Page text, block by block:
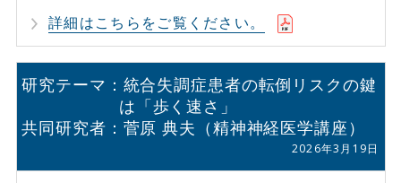
詳細はこちらをご覧ください。
研究テーマ：統合失調症患者の転倒リスクの鍵
は「歩く速さ」
共同研究者：菅原 典夫（精神神経医学講座）
2026年3月19日